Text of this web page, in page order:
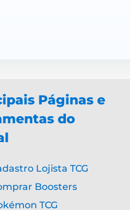
Páginas e
do
Lojista TCG
Boosters
TCG